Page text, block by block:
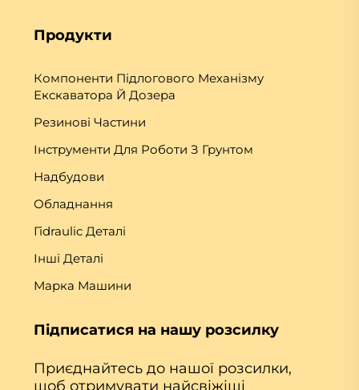
Продукти
Компоненти Підлогового Механізму
Екскаватора Й Дозера
Резинові Частини
Інструменти Для Роботи З Грунтом
Надбудови
Обладнання
Гіdraulic Деталі
Інші Деталі
Марка Машини
Підписатися на нашу розсилку
Приєднайтесь до нашої розсилки,
щоб отримувати найсвіжіші